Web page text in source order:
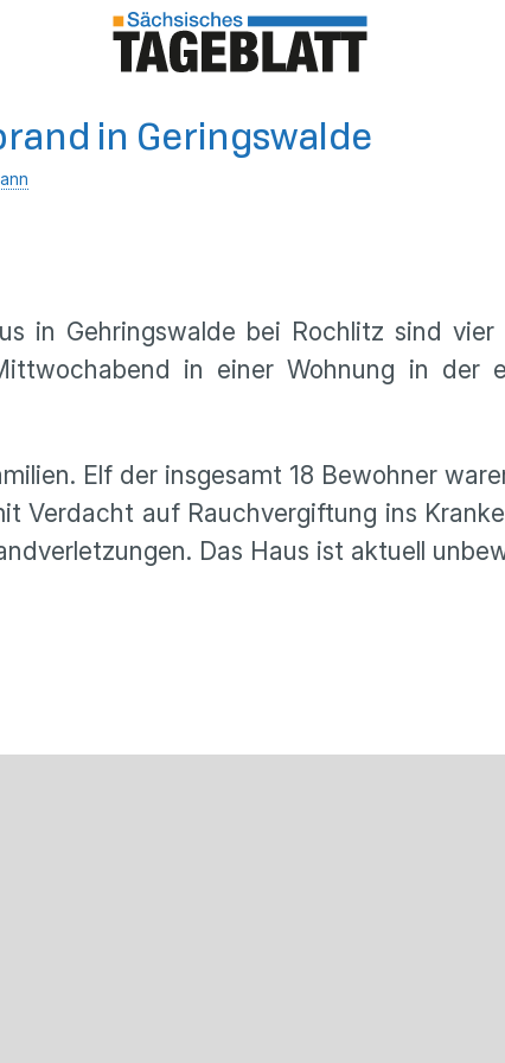
in Geringswalde
in Gehringswalde bei Rochlitz sind
in einer Wohnung in der
Elf der insgesamt 18 Bewohner
Verdacht auf Rauchvergiftung ins
Das Haus ist aktuell